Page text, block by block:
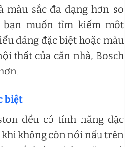
màu sắc đa dạng hơn so
bạn muốn tìm kiếm một
dáng đặc biệt hoặc màu
thất của căn nhà, Bosch
biệt
đều có tính năng đặc
không còn nồi nấu trên